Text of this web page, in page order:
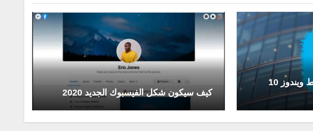
تجربتي في شراء مفتاح تنشيط ويندوز 10
كيف سيكون شكل الفيسبوك الجديد 2020